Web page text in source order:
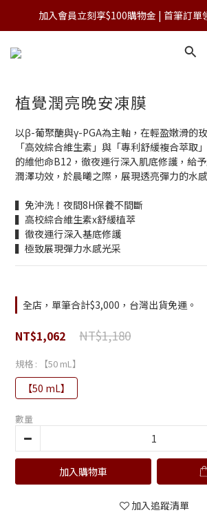
加入會員立刻享$100購物金 | 首筆訂單
加入會員立刻享$100購物金 | 首筆訂單
單筆滿NT$3,000 免運費(
植覺潤亮晚安凍膜
以β-葡聚醣與γ-PGA為主軸，在輕盈嫩滑的
「高效綜合維生素」與「專利舒緩複合萃取
的維他命B12，徹夜運行深入肌底修護，給
潤澤功效，於晨曦之際，展現透亮彈力的水
▍免沖洗！夜間8H保養不間斷
▍高校綜合維生素x舒緩植萃
▍徹夜運行深入基底修護
▍極致展現彈力水感光采
全店，單筆合計$3,000，台灣出貨免運。
NT$1,062 NT$1,180
規格 : 【50 mL】
【50 mL】
數量
加入購物車
加入追蹤清單